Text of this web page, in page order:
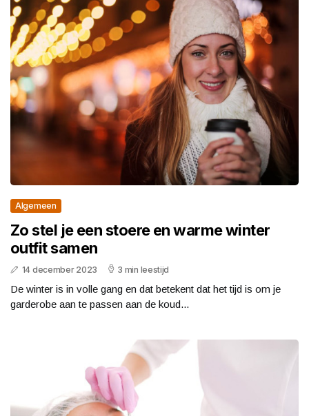
Algemeen
Zo stel je een stoere en warme winter
outfit samen
14 december 2023 3 min leestijd
De winter is in volle gang en dat betekent dat het tijd is om je
garderobe aan te passen aan de koud...